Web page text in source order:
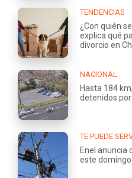
TENDENCIAS
¿Con quién
explica qué
divorcio en
NACIONAL
Hasta 184
detenidos
TE PUEDE
Enel anuncia
este